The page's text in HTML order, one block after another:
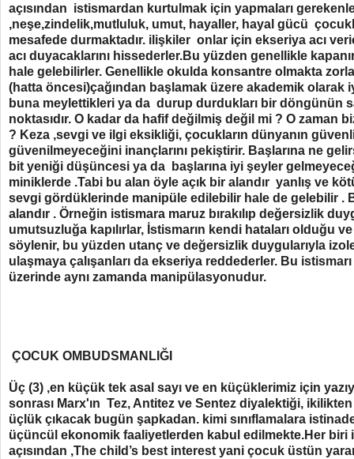
açısından istismardan kurtulmak için yapmaları
,neşe,zindelik,mutluluk, umut, hayaller, hayal gücü
mesafede durmaktadır. ilişkiler onlar için ekseriya acı
acı duyacaklarını hissederler.Bu yüzden genellikle
hale gelebilirler. Genellikle okulda konsantre olmakta
(hatta öncesi)çağından başlamak üzere akademik olarak
buna meylettikleri ya da durup durdukları bir döngünün
noktasıdır. O kadar da hafif değilmiş değil mi ? O zaman
? Keza ,sevgi ve ilgi eksikliği, çocukların dünyanın
güvenilmeyeceğini inançlarını pekiştirir. Başlarına ne
bit yeniği düşüncesi ya da başlarına iyi şeyler
miniklerde .Tabi bu alan öyle açık bir alandır yanlış ve
sevgi gördüklerinde manipüle edilebilir hale de gelebilir .
alandır . Örneğin istismara maruz bırakılıp değersizlik
umutsuzluğa kapılırlar, İstismarın kendi hataları olduğu
söylenir, bu yüzden utanç ve değersizlik duygularıyla
ulaşmaya çalışanları da ekseriya reddederler. Bu
üzerinde aynı zamanda manipülasyonudur.
ÇOCUK OMBUDSMANLIĞI
Üç (3) ,en küçük tek asal sayı ve en küçüklerimiz için
sonrası Marx'ın Tez, Antitez ve Sentez diyalektiği,
üçlük çıkacak bugün şapkadan. kimi sınıflamalara
üçüncül ekonomik faaliyetlerden kabul edilmekte.Her biri
açısından ,The child’s best interest yani çocuk üstün